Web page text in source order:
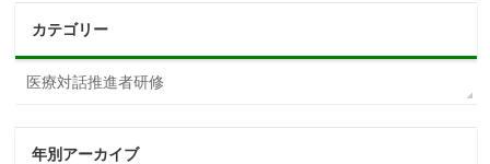
カテゴリー
医療対話推進者研修
年別アーカイブ